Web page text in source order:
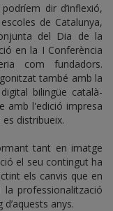
dir d’inflexió,
de Catalunya,
del Dia de la
en la I Conferència
com fundadors.
també amb la
bilingüe català-
amb l'edició impresa
distribueix.
tant en imatge
el seu contingut ha
els canvis que en
professionalització
anys.